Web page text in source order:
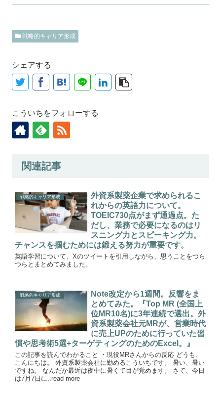
戦略的キャリア形成
シェアする
こういちをフォローする
関連記事
戦略的キャリア形成
外資系製薬企業で求められるこ
れからの英語力について。
TOEIC730点がまず通過点。た
だし、業務で必要になるのはリ
スニング力とスピーキング力。
チャンスを掴むためには鍛える努力が重要です。
英語学習について、Xのツイートを引用しながら、思うことをつら
つらとまとめてみました。
戦略的キャリア形成
Note改定から1週間。反響をま
とめてみた。『Top MR (全国上
位MR10名)に3年連続で選出。外
資系製薬会社元MRが、営業時代
に売上UPのために行っていた習
慣や思考術5選+ターゲティングのためのExcel。』
この記事を読んでわかること ・現役MRさんからの反応 どうも、
こんにちは。 外資系製薬会社に勤めるこういちです。 暑い、暑い
ですね。 なんだか最近は夜中に暑くて目が覚めます。 さて、今日
は7月7日に..read more